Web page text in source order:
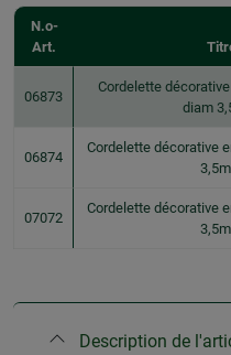
N.o-
Art.
06873
Cordelette
diam
06874
Cordelette décorative
07072
Cordelette décorative
Description de